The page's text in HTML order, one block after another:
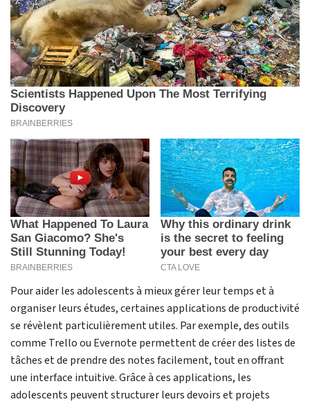
Pour aider les adolescents à mieux gérer leur temps et à
organiser leurs études, certaines applications de productivité
se révèlent particulièrement utiles. Par exemple, des outils
comme Trello ou Evernote permettent de créer des listes de
tâches et de prendre des notes facilement, tout en offrant
une interface intuitive. Grâce à ces applications, les
adolescents peuvent structurer leurs devoirs et projets